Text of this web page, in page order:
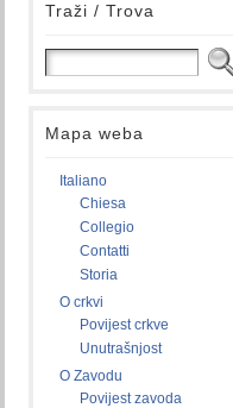
Traži / Trova
Mapa weba
Italiano
Chiesa
Collegio
Contatti
Storia
O crkvi
Povijest crkve
Unutrašnjost
O Zavodu
Povijest zavoda